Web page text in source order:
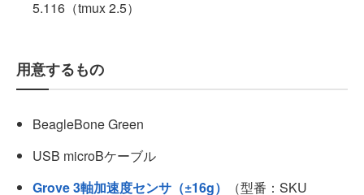
5.116（tmux 2.5）
用意するもの
BeagleBone Green
USB microBケーブル
Grove 3軸加速度センサ（±16g）
（型番：SKU